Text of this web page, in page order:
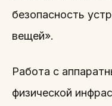
безопасность
вещей».
Работа с
физической